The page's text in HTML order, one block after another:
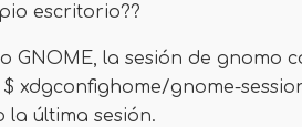
escritorio??
GNOME, la sesión de gnomo
xdgconfighome/gnome-
última sesión.